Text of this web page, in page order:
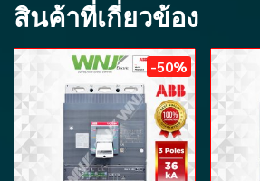
สินค้าที่เกี่ยวข้อง
-50%